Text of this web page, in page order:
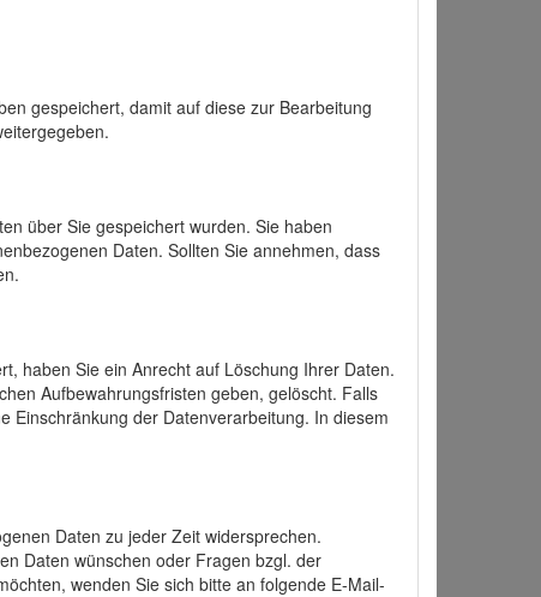
gespeichert, damit auf diese zur Bearbeitung
über Sie gespeichert wurden. Sie haben
Daten. Sollten Sie annehmen, dass
haben Sie ein Anrecht auf Löschung Ihrer Daten.
Aufbewahrungsfristen geben, gelöscht. Falls
Einschränkung der Datenverarbeitung. In diesem
Daten zu jeder Zeit widersprechen.
Daten wünschen oder Fragen bzgl. der
wenden Sie sich bitte an folgende E-Mail-